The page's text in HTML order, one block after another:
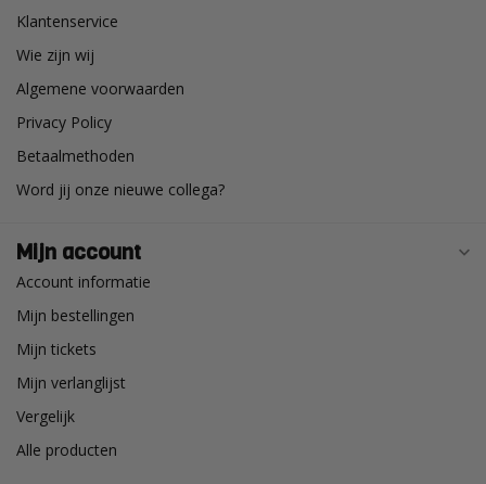
Klantenservice
Wie zijn wij
Algemene voorwaarden
Privacy Policy
Betaalmethoden
Word jij onze nieuwe collega?
Mijn account
Account informatie
Mijn bestellingen
Mijn tickets
Mijn verlanglijst
Vergelijk
Alle producten